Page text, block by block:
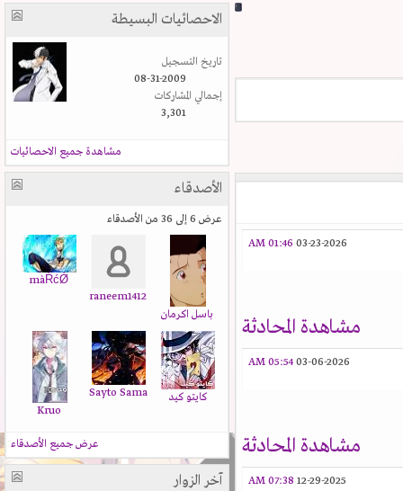
03-23-2026
01:46 AM
مشاهدة المحادثة
03-06-2026
05:54 AM
مشاهدة المحادثة
12-29-2025
07:38 AM
الاحصائيات البسيطة
تاريخ التسجيل
08-31-2009
إجمالي المشاركات
3,301
مشاهدة جميع الاحصائيات
الأصدقاء
عرض 6 إلى 36 من الأصدقاء
باسل اكرمان
raneem1412
màŔćǾ
كايتو كيد
Sayto Sama
Kruo
عرض جميع الأصدقاء
آخر الزوار